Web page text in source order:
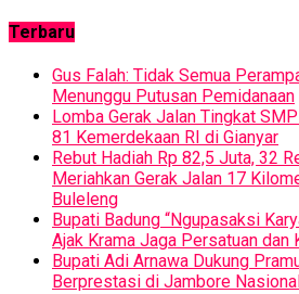
Terbaru
Gus Falah: Tidak Semua
Menunggu Putusan Pemidanaan
Lomba Gerak Jalan Tingkat
81 Kemerdekaan RI di Gianyar
Rebut Hadiah Rp 82,5 Juta, 32
Meriahkan Gerak Jalan 17
Buleleng
Bupati Badung “Ngupasaksi
Ajak Krama Jaga Persatuan dan
Bupati Adi Arnawa Dukung
Berprestasi di Jambore Nasional